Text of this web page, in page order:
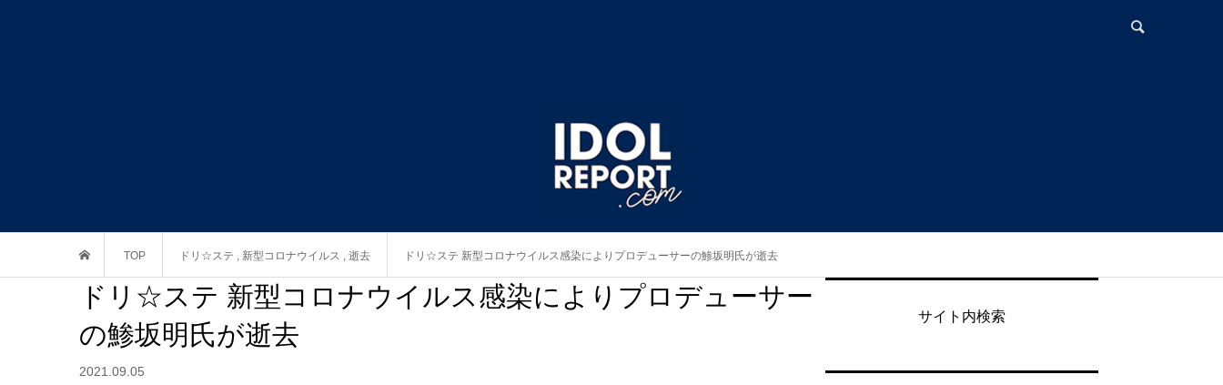
TOP ドリ☆ステ , 新型コロナウイルス , 逝去 ドリ☆ステ 新型コロナウイルス感染によりプロデューサーの鯵坂明氏が逝去
ドリ☆ステ 新型コロナウイルス感染によりプロデューサー
の鯵坂明氏が逝去
2021.09.05
サイト内検索